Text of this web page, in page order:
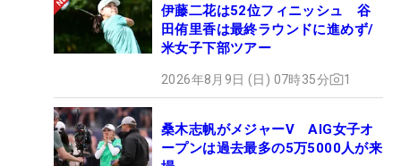
伊藤二花は52位フィニッシュ 谷
田侑里香は最終ラウンドに進めず/
米女子下部ツアー
2026年8月9日 (日) 07時35分 1
桑木志帆がメジャーV AIG女子オ
ープンは過去最多の5万5000人が来